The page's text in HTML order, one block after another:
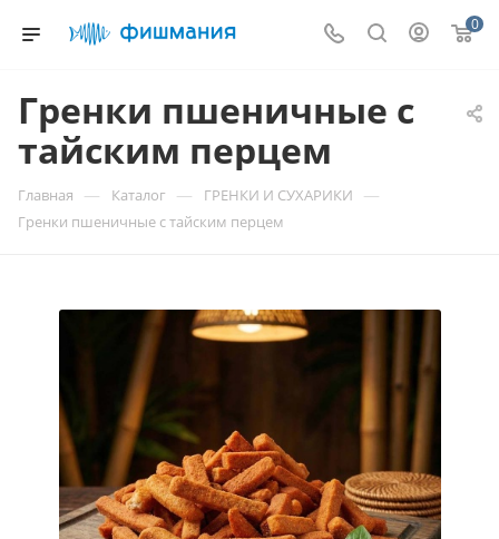
0
Гренки пшеничные с
тайским перцем
Главная — Каталог — ГРЕНКИ И СУХАРИКИ —
Гренки пшеничные с тайским перцем